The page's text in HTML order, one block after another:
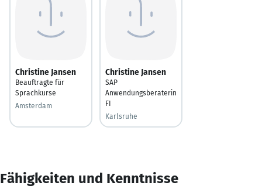
Christine Jansen
Beauftragte für
Sprachkurse
Amsterdam
Christine Jansen
SAP
Anwendungsberaterin
FI
Karlsruhe
Fähigkeiten und Kenntnisse